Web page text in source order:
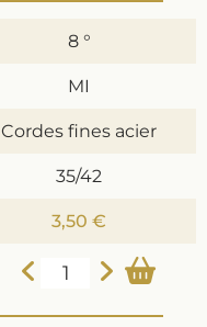
8 °
MI
Cordes fines acier
35/42
3,50 €